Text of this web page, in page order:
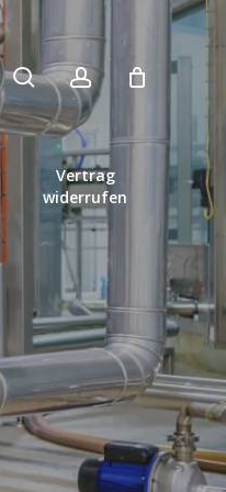
account
Vertrag
widerrufen
Cart